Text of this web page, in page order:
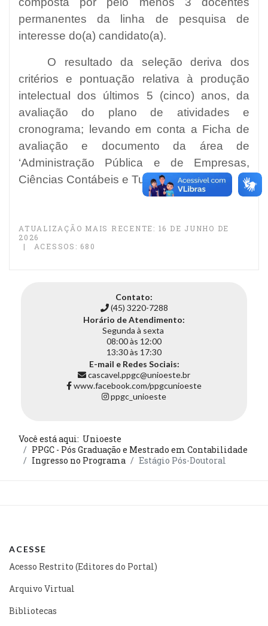
permanentes da linha de pesquisa de
interesse do(a) candidato(a).
O
resultado da seleção deriva dos
critérios e pontuação relativa à produção
intelectual dos últimos 5 (cinco) anos, da
avaliação do plano de atividades e
cronograma; levando em conta a Ficha de
avaliação e documento da área de
‘Administração Pública e de Empresas,
Ciências Contábeis e Turismo’ da Capes.
ATUALIZAÇÃO MAIS RECENTE: 16 DE JUNHO DE
2026
ACESSOS: 680
Contato:
(45) 3220-7288
Horário de Atendimento:
Segunda à sexta
08:00 às 12:00
13:30 às 17:30
E-mail e Redes Sociais:
cascavel.ppgc@unioeste.br
www.facebook.com/ppgcunioeste
ppgc_unioeste
Você está aqui: Unioeste
PPGC - Pós Graduação e Mestrado em Contabilidade
Ingresso no Programa
Estágio Pós-Doutoral
ACESSE
Acesso Restrito (Editores do Portal)
Arquivo Virtual
Bibliotecas